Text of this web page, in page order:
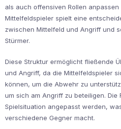
als auch offensiven Rollen
Mittelfeldspieler spielt eine
zwischen Mittelfeld und Angriff und
Stürmer.
Diese Struktur ermöglicht fließende
und Angriff, da die Mittelfeldspieler
können, um die Abwehr zu
um sich am Angriff zu beteiligen. Die
Spielsituation angepasst werden,
verschiedene Gegner macht.